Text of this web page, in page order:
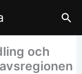
Sök
och